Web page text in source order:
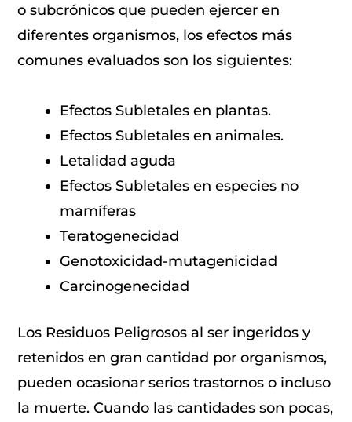
o subcrónicos que pueden ejercer en
diferentes organismos, los efectos más
comunes evaluados son los siguientes:
Efectos Subletales en plantas.
Efectos Subletales en animales.
Letalidad aguda
Efectos Subletales en especies no
mamíferas
Teratogenecidad
Genotoxicidad-mutagenicidad
Carcinogenecidad
Los Residuos Peligrosos al ser ingeridos y
retenidos en gran cantidad por organismos,
pueden ocasionar serios trastornos o incluso
la muerte. Cuando las cantidades son pocas,